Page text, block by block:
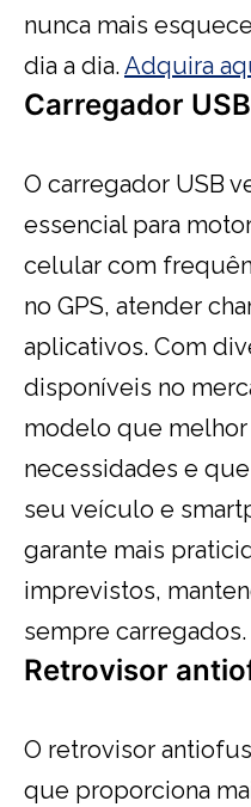
nunca mais
dia a dia.Adquira
Carregador
O carregador USB
essencial para
celular com
no GPS, atender
aplicativos. Com
disponíveis no
modelo que melhor
necessidades e
seu veículo e
garante mais
imprevistos,
sempre carregados.
Retrovisor
O retrovisor
que proporciona